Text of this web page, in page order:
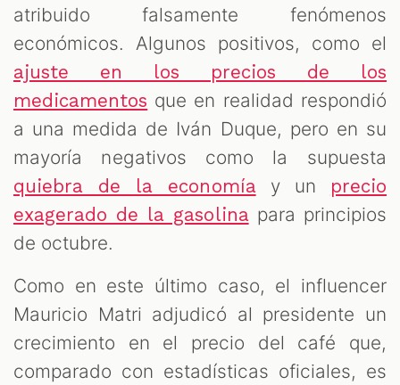
atribuido falsamente fenómenos
económicos. Algunos positivos, como el
ajuste en los precios de los
medicamentos que en realidad respondió
a una medida de Iván Duque, pero en su
mayoría negativos como la supuesta
quiebra de la economíay un
precio
exagerado de la gasolinapara principios
de octubre.
Como en este último caso, el influencer
Mauricio Matri adjudicó al presidente un
crecimiento en el precio del café que,
comparado con estadísticas oficiales, es